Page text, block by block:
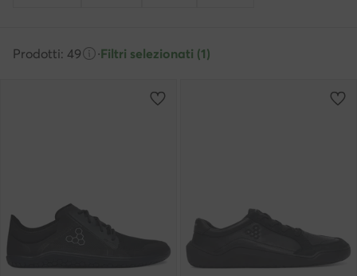
Prodotti: 49 ·Filtri selezionati (1)